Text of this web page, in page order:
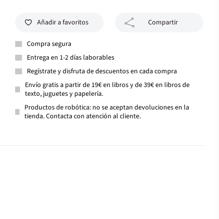
Añadir a favoritos Compartir
Compra segura
Entrega en 1-2 días laborables
Regístrate y disfruta de descuentos en cada compra
Envío gratis a partir de 19€ en libros y de 39€ en libros de
texto, juguetes y papelería.
Productos de robótica: no se aceptan devoluciones en la
tienda. Contacta con atención al cliente.